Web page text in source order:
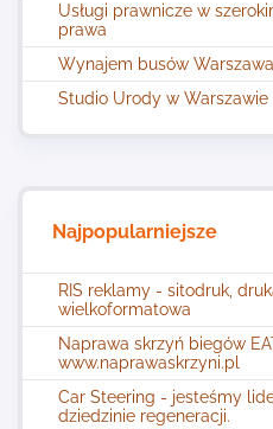
Usługi prawnicze w
prawa
Wynajem busów Warszawa
Studio Urody w Warszawie
Najpopularniejsze
RIS reklamy - sitodruk,
wielkoformatowa
Naprawa skrzyń biegów
www.naprawaskrzyni.pl
Car Steering - jesteśmy
dziedzinie regeneracji.